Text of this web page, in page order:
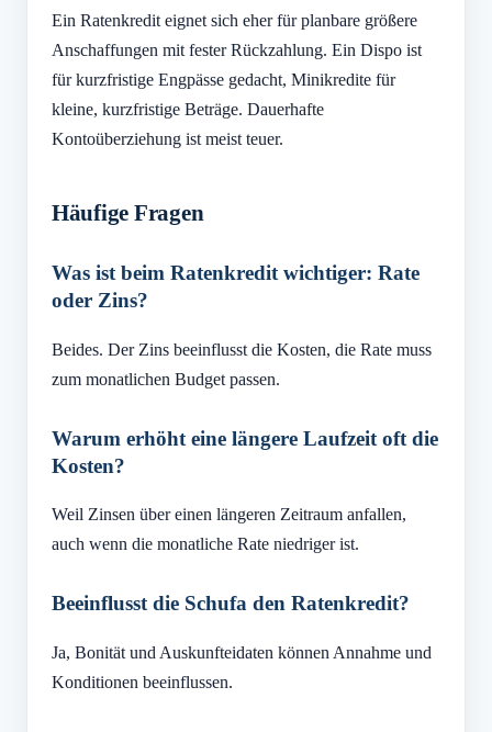
Ein Ratenkredit eignet sich eher für planbare größere
Anschaffungen mit fester Rückzahlung. Ein Dispo ist
für kurzfristige Engpässe gedacht, Minikredite für
kleine, kurzfristige Beträge. Dauerhafte
Kontoüberziehung ist meist teuer.
Häufige Fragen
Was ist beim Ratenkredit wichtiger: Rate
oder Zins?
Beides. Der Zins beeinflusst die Kosten, die Rate muss
zum monatlichen Budget passen.
Warum erhöht eine längere Laufzeit oft die
Kosten?
Weil Zinsen über einen längeren Zeitraum anfallen,
auch wenn die monatliche Rate niedriger ist.
Beeinflusst die Schufa den Ratenkredit?
Ja, Bonität und Auskunfteidaten können Annahme und
Konditionen beeinflussen.